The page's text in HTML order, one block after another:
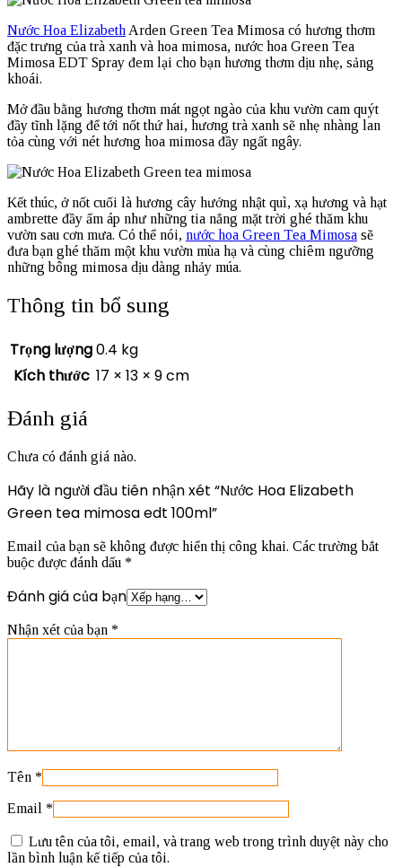
Nước Hoa Elizabeth Arden Green Tea Mimosa có hương thơm
đặc trưng của trà xanh và hoa mimosa, nước hoa Green Tea
Mimosa EDT Spray đem lại cho bạn hương thơm dịu nhẹ, sảng
khoái.
Mở đầu bằng hương thơm mát ngọt ngào của khu vườn cam quýt
đầy tĩnh lặng để tới nốt thứ hai, hương trà xanh sẽ nhẹ nhàng lan
tỏa cùng với nét hương hoa mimosa đầy ngất ngây.
Kết thúc, ở nốt cuối là hương cây hướng nhật quì, xạ hương và hạt
ambrette đầy ấm áp như những tia nắng mặt trời ghé thăm khu
vườn sau cơn mưa. Có thể nói, nước hoa Green Tea Mimosa sẽ
đưa bạn ghé thăm một khu vườn mùa hạ và cùng chiêm ngưỡng
những bông mimosa dịu dàng nhảy múa.
Thông tin bổ sung
Trọng lượng0.4 kg
Kích thước 17 × 13 × 9 cm
Đánh giá
Chưa có đánh giá nào.
Hãy là người đầu tiên nhận xét “Nước Hoa Elizabeth
Green tea mimosa edt 100ml”
Email của bạn sẽ không được hiển thị công khai. Các trường bắt
buộc được đánh dấu *
Đánh giá của bạn
Nhận xét của bạn *
Tên *
Email *
Lưu tên của tôi, email, và trang web trong trình duyệt này cho
lần bình luận kế tiếp của tôi.